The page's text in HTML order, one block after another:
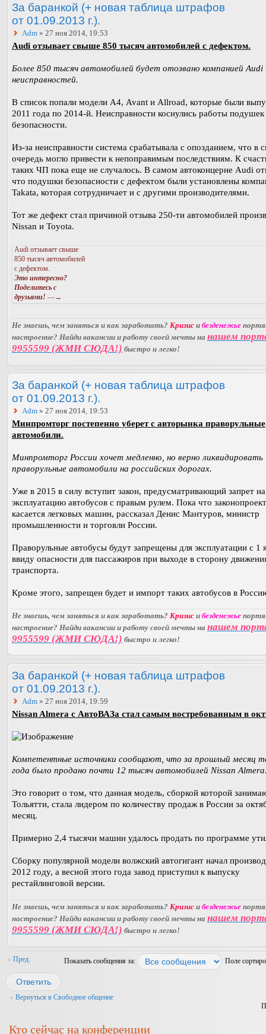
За баранкой (+ новая таблица штрафов
от 01.09.2013 г.).
Adm » 27 ноя 2014, 19:53
Audi отзывает свыше 850 тысяч автомобилей с дефектом.
Более 850 тысяч автомобилей будет отозвано компанией Audi
неисправностей.
В список попали модели А4, Avant и Allroad, которые были
2011 года по 2014-й. Неисправности коснулись работы подушек
безопасности.
Из-за неисправности система срабатывала с опозданием, что в
очередь могло привести к непоправимым последствиям. К
таких ЧП пока еще не случалось. В самом автоконцерне Audi
что подушки безопасности с дефектом были установлены
Takata, которая сотрудничает и с другими производителями.
Тот же дефект стал причиной отзыва 250-ти автомобилей
Nissan и Toyota.
Audi отзывает свыше
850 тысяч автомобилей
с дефектом.
Это интересно?
Поделитесь с
друзьями! —→
Не знаешь, чем заняться и как заработать? Кризис и безденежье
настроение? Найди вакансии и работу своей мечты на нашем
9955599 (ЖМИ СЮДА!) быстро и легко!
За баранкой (+ новая таблица штрафов
от 01.09.2013 г.).
Adm » 27 ноя 2014, 19:53
Минпромторг постепенно уберет с авторынка праворульные
автомобили.
Минпромторг России хочет медленно, но верно ликвидировать
праворульные автомобили на российских дорогах.
Уже в 2015 в силу вступит закон, предусматривающий запрет на
эксплуатацию автобусов с правым рулем. Пока что
касается легковых машин, рассказал Денис Мантуров, министр
промышленности и торговли России.
Праворульные автобусы будут запрещены для эксплуатации с 1
ввиду опасности для пассажиров при выходе в сторону
транспорта.
Кроме этого, запрещен будет и импорт таких автобусов в
Не знаешь, чем заняться и как заработать? Кризис и безденежье
настроение? Найди вакансии и работу своей мечты на нашем
9955599 (ЖМИ СЮДА!) быстро и легко!
За баранкой (+ новая таблица штрафов
от 01.09.2013 г.).
Adm » 27 ноя 2014, 19:59
Nissan Almera с АвтоВАЗа стал самым востребованным в
Компетентные источники сообщают, что за прошлый месяц
года было продано почти 12 тысяч автомобилей Nissan
Это говорит о том, что данная модель, сборкой которой
Тольятти, стала лидером по количеству продаж в России за
месяц.
Примерно 2,4 тысячи машин удалось продать по программе
Сборку популярной модели волжский автогигант начал
2012 году, а весной этого года завод приступил к выпуску
рестайлинговой версии.
Не знаешь, чем заняться и как заработать? Кризис и безденежье
настроение? Найди вакансии и работу своей мечты на нашем
9955599 (ЖМИ СЮДА!) быстро и легко!
Пред. Показать сообщения за: Поле
Ответить
Вернуться в Свободное общение
Кто сейчас на конференции